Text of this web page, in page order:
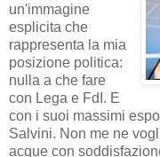
un'immagine
esplicita che
rappresenta la mia
posizione politica:
nulla a che fare
con Lega e FdI. E
con i suoi massimi
Salvini. Non me ne
acque con